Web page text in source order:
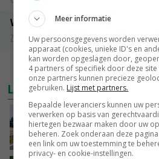
Volle melkpoeder
Zuivel NL
MEER
LAATSTE NIEUWS
LTO en NAJK
te steunen
VANDAAG, 12:29
Meer informatie
Uw persoonsgegevens worden
apparaat (cookies, unieke ID's en
kan worden opgeslagen door,
4 partners of specifiek door deze
onze partners kunnen precieze
gebruiken. Lijst met partners.
Bepaalde leveranciers kunnen uw
verwerken op basis van
hiertegen bezwaar maken door uw
beheren. Zoek onderaan deze
een link om uw toestemming te
privacy- en cookie-instellingen.